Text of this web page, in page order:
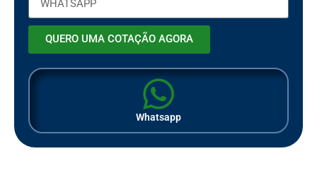
QUERO UMA COTAÇÃO AGORA
Whatsapp